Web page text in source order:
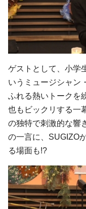
ゲストとして、小学
いうミュージシャン
ふれる熱いトークを
也もビックリする一
の独特で刺激的な響
の一言に、SUGIZO
る場面も!?